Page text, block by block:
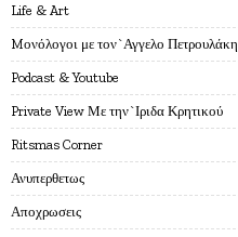
Life & Art
Mονόλογοι με τον`Αγγελο Πετρουλάκη
Podcast & Youtube
Private View Με την`Ιριδα Κρητικού
Ritsmas Corner
Ανυπερθετως
Αποχρωσεις